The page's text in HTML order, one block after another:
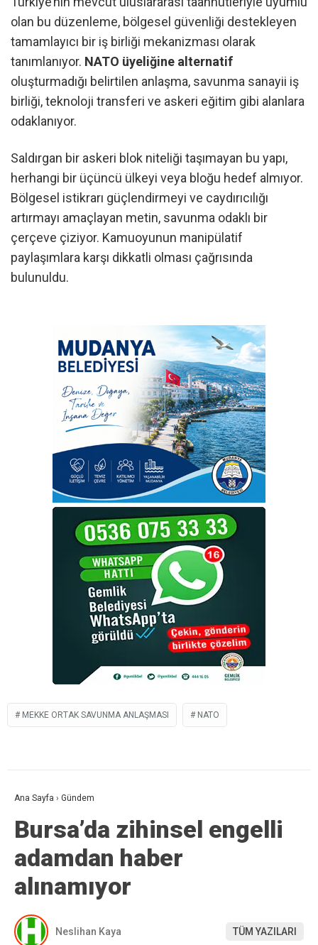
olan bu düzenleme, bölgesel güvenliği destekleyen
tamamlayıcı bir iş birliği mekanizması olarak
tanımlanıyor. NATO üyeliğine alternatif
oluşturmadığı belirtilen anlaşma, savunma sanayii iş
birliği, teknoloji transferi ve askeri eğitim gibi alanlara
odaklanıyor.
Saldırgan bir askeri blok niteliği taşımayan bu yapı,
herhangi bir üçüncü ülkeyi veya bloğu hedef almıyor.
Bölgesel istikrarı güçlendirmeyi ve caydırıcılığı
artırmayı amaçlayan metin, savunma odaklı bir
çerçeve çiziyor. Kamuoyunun manipülatif
paylaşımlara karşı dikkatli olması çağrısında
bulunuldu.
MEKKE ORTAK SAVUNMA ANLAŞMASI NATO
Ana Sayfa › Gündem
Bursa’da zihinsel engelli
adamdan haber
alınamıyor
Neslihan Kaya TÜM YAZILARI